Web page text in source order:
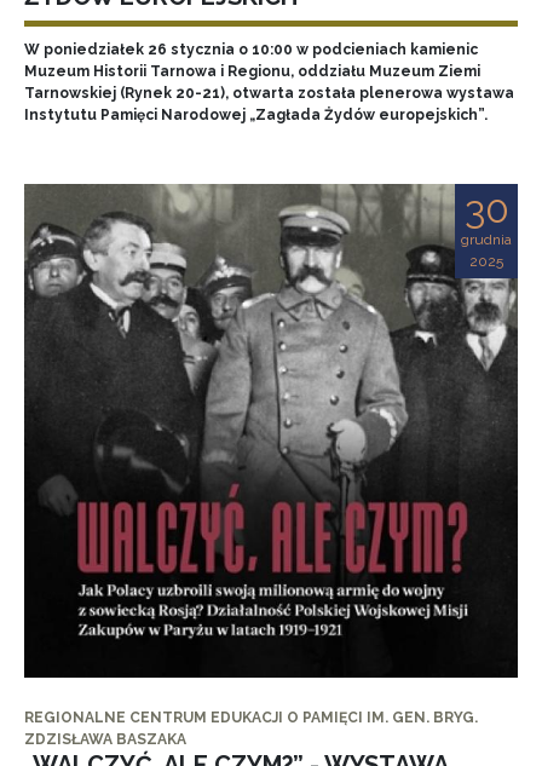
W poniedziałek 26 stycznia o 10:00 w podcieniach kamienic
Muzeum Historii Tarnowa i Regionu, oddziału Muzeum Ziemi
Tarnowskiej (Rynek 20-21), otwarta została plenerowa wystawa
Instytutu Pamięci Narodowej „Zagłada Żydów europejskich”.
30
grudnia
2025
REGIONALNE CENTRUM EDUKACJI O PAMIĘCI IM. GEN. BRYG.
ZDZISŁAWA BASZAKA